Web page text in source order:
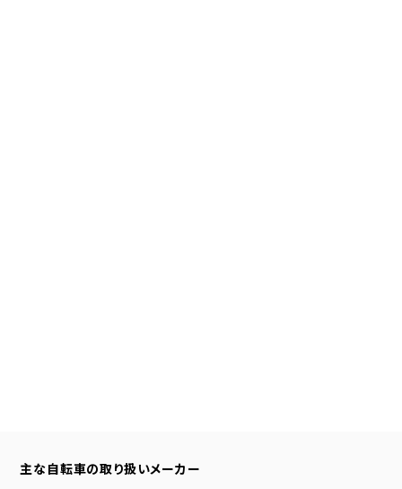
主な自転車の取り扱いメーカー